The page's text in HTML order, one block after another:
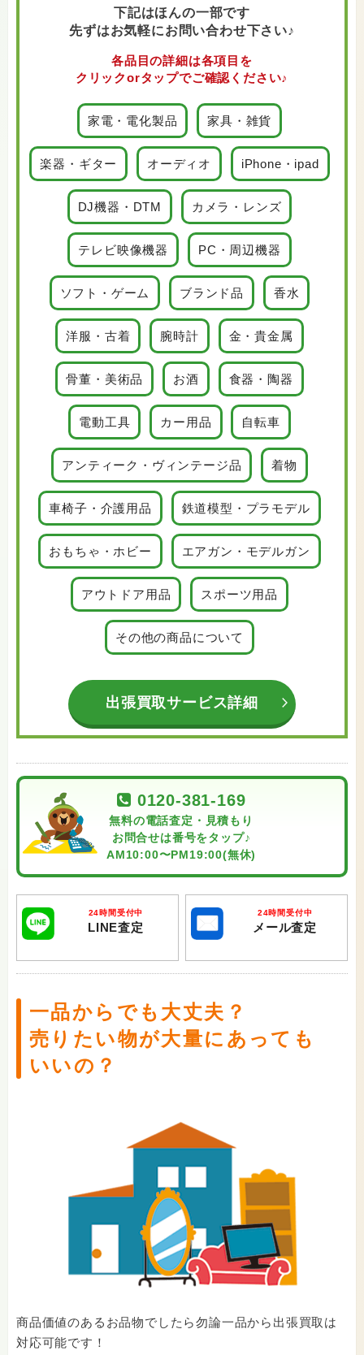
下記はほんの一部です
先ずはお気軽にお問い合わせ下さい♪
各品目の詳細は各項目を
クリックorタップでご確認ください♪
家電・電化製品 家具・雑貨
楽器・ギター オーディオ iPhone・ipad
DJ機器・DTM カメラ・レンズ
テレビ映像機器 PC・周辺機器
ソフト・ゲーム ブランド品 香水
洋服・古着 腕時計 金・貴金属
骨董・美術品 お酒 食器・陶器
電動工具 カー用品 自転車
アンティーク・ヴィンテージ品 着物
車椅子・介護用品 鉄道模型・プラモデル
おもちゃ・ホビー エアガン・モデルガン
アウトドア用品 スポーツ用品
その他の商品について
出張買取サービス詳細
0120-381-169
無料の電話査定・見積もり
お問合せは番号をタップ♪
AM10:00〜PM19:00(無休)
24時間受付中
LINE査定
24時間受付中
メール査定
一品からでも大丈夫？
売りたい物が大量にあっても
いいの？
商品価値のあるお品物でしたら勿論一品から出張買取は
対応可能です！